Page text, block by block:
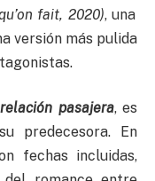
fait, 2020), una
versión más pulida
pasajera, es
predecesora. En
fechas incluidas,